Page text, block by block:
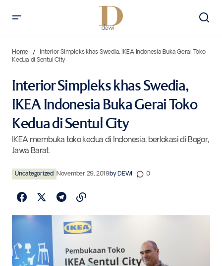
di Sentul City
Home
Interior Simpleks khas Swedia, IKEA Indonesia Buka Gerai Toko
Kedua di Sentul City
Interior Simpleks khas Swedia,
IKEA Indonesia Buka Gerai Toko
Kedua di Sentul City
IKEA membuka toko kedua di Indonesia, berlokasi di Bogor,
Jawa Barat.
Uncategorized November 29, 2019byDEWI 0